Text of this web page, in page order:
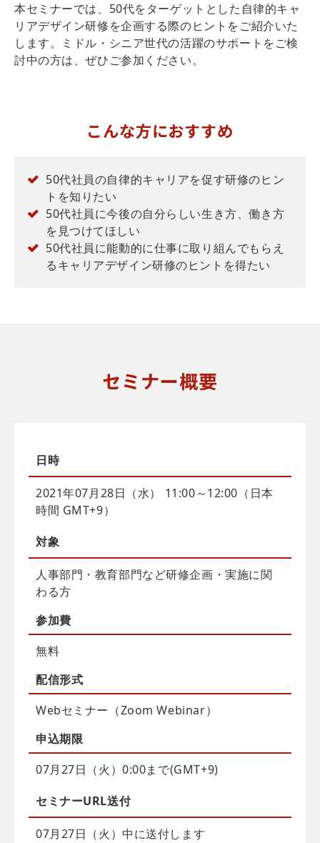
本セミナーでは、50代をターゲットとした自律的キャ
リアデザイン研修を企画する際のヒントをご紹介いた
します。ミドル・シニア世代の活躍のサポートをご検
討中の方は、ぜひご参加ください。
こんな方におすすめ
50代社員の自律的キャリアを促す研修のヒン
トを知りたい
50代社員に今後の自分らしい生き方、働き方
を見つけてほしい
50代社員に能動的に仕事に取り組んでもらえ
るキャリアデザイン研修のヒントを得たい
セミナー概要
日時
2021年07月28日（水） 11:00～12:00（日本
時間 GMT+9）
対象
人事部門・教育部門など研修企画・実施に関
わる方
参加費
無料
配信形式
Webセミナー（Zoom Webinar）
申込期限
07月27日（火）0:00まで(GMT+9)
セミナーURL送付
07月27日（火）中に送付します